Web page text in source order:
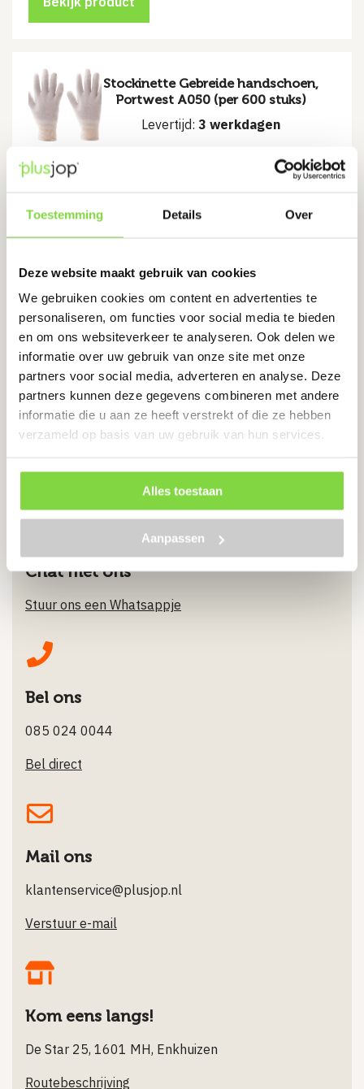
Toestemming Details Over
Deze website maakt gebruik van cookies
We gebruiken cookies om content en advertenties te
personaliseren, om functies voor social media te bieden
en om ons websiteverkeer te analyseren. Ook delen we
informatie over uw gebruik van onze site met onze
partners voor social media, adverteren en analyse. Deze
partners kunnen deze gegevens combineren met andere
informatie die u aan ze heeft verstrekt of die ze hebben
verzameld op basis van uw gebruik van hun services.
Alles toestaan
Aanpassen
Stockinette Gebreide handschoen,
Portwest A050 (per 600 stuks)
Levertijd: 3 werkdagen
€199.20
Bekijk product
Grip Xtra Handschoen, Portwest
A105
Levertijd:3 werkdagen
€2.10
Bekijk product
Chat met ons
Stuur ons een Whatsappje
Bel ons
085 024 0044
Bel direct
Mail ons
klantenservice@plusjop.nl
Verstuur e-mail
Kom eens langs!
De Star 25, 1601 MH, Enkhuizen
Routebeschrijving